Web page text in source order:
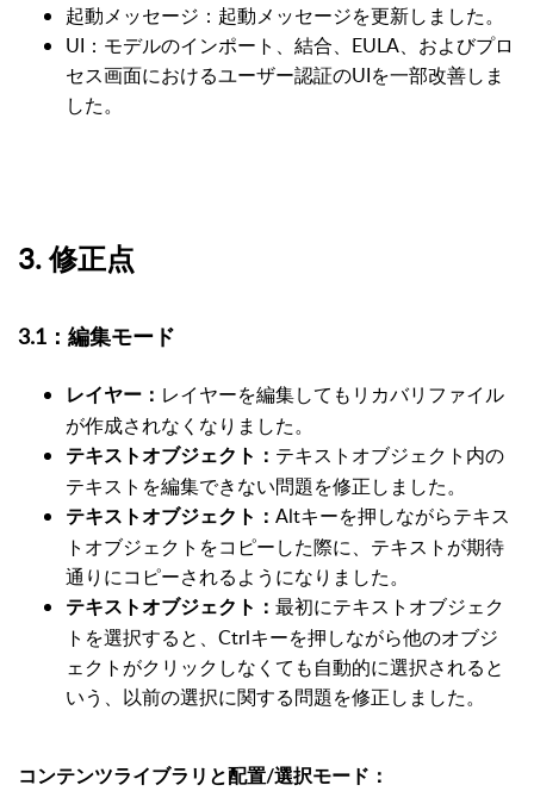
起動メッセージ：起動メッセージを更新しました。
UI：モデルのインポート、結合、EULA、およびプロ
セス画面におけるユーザー認証のUIを一部改善しま
した。
3. 修正点
3.1：編集モード
レイヤー： レイヤーを編集してもリカバリファイル
が作成されなくなりました。
テキストオブジェクト： テキストオブジェクト内の
テキストを編集できない問題を修正しました。
テキストオブジェクト： Altキーを押しながらテキス
トオブジェクトをコピーした際に、テキストが期待
通りにコピーされるようになりました。
テキストオブジェクト： 最初にテキストオブジェク
トを選択すると、Ctrlキーを押しながら他のオブジ
ェクトがクリックしなくても自動的に選択されると
いう、以前の選択に関する問題を修正しました。
コンテンツライブラリと配置/選択モード：